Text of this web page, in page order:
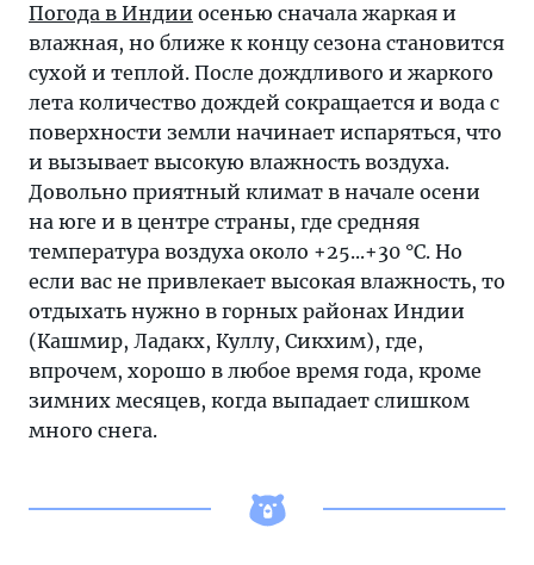
Погода в Индии осенью сначала жаркая и
влажная, но ближе к концу сезона становится
сухой и теплой. После дождливого и жаркого
лета количество дождей сокращается и вода с
поверхности земли начинает испаряться, что
и вызывает высокую влажность воздуха.
Довольно приятный климат в начале осени
на юге и в центре страны, где средняя
температура воздуха около +25...+30 °С. Но
если вас не привлекает высокая влажность, то
отдыхать нужно в горных районах Индии
(Кашмир, Ладакх, Куллу, Сикхим), где,
впрочем, хорошо в любое время года, кроме
зимних месяцев, когда выпадает слишком
много снега.